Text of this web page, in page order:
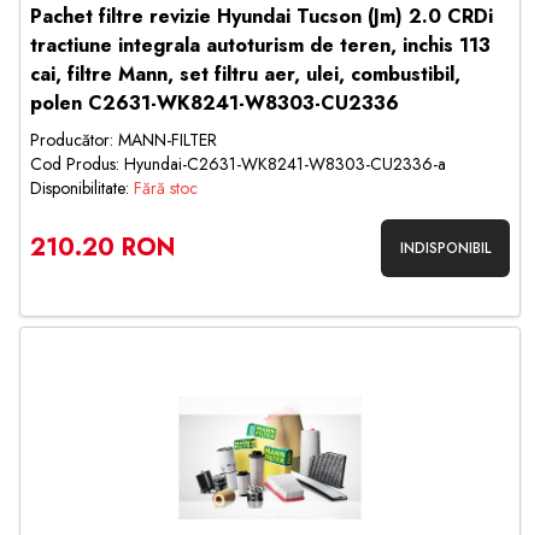
Pachet filtre revizie Hyundai Tucson (Jm) 2.0 CRDi
tractiune integrala autoturism de teren, inchis 113
cai, filtre Mann, set filtru aer, ulei, combustibil,
polen C2631-WK8241-W8303-CU2336
Producător: MANN-FILTER
Cod Produs: Hyundai-C2631-WK8241-W8303-CU2336-a
Disponibilitate: Fără stoc
210.20 RON INDISPONIBIL